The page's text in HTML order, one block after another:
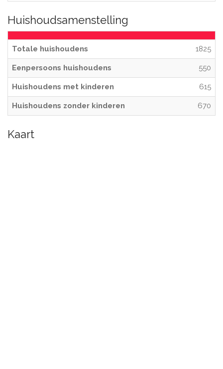
Huishoudsamenstelling
Totale huishoudens 1825
Eenpersoons huishoudens 550
Huishoudens met kinderen 615
Huishoudens zonder kinderen 670
Kaart